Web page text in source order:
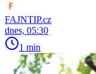
FAJNTIP.cz
dnes, 05:30
1 min